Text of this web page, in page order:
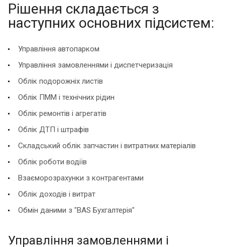
Рішення складається з
наступних основних підсистем:
Управління автопарком
Управління замовленнями і диспетчеризація
Облік подорожніх листів
Облік ПММ і технічних рідин
Облік ремонтів і агрегатів
Облік ДТП і штрафів
Складський облік запчастин і витратних матеріалів
Облік роботи водіїв
Взаєморозрахунки з контрагентами
Облік доходів і витрат
Обмін даними з "BAS Бухгалтерія"
Управління замовленнями і